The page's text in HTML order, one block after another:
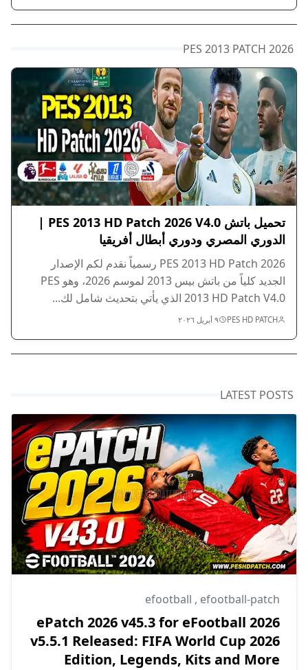
PES 2013 PATCH 2026
تحميل باتش PES 2013 HD Patch 2026 V4.0 |
الدوري المصري ودوري أبطال أفريقيا
PES 2013 HD Patch 2026 رسمياً نقدم لكم الإصدار
الجديد كلياً من باتش بيس 2013 لموسم 2026، وهو PES
2013 HD Patch V4.0 الذي يأتي بتحديث شامل لك...
PES HD PATCH ٩ أبريل ٢٠٢٦
LATEST POSTS
efootball , efootball-patch
ePatch 2026 v45.3 for eFootball 2026
v5.5.1 Released: FIFA World Cup 2026
Edition, Legends, Kits and More